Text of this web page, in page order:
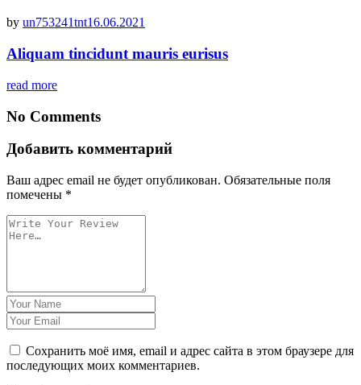
by un753241tnt16.06.2021
Aliquam tincidunt mauris eurisus
read more
No Comments
Добавить комментарий
Ваш адрес email не будет опубликован. Обязательные поля
помечены *
Сохранить моё имя, email и адрес сайта в этом браузере для
последующих моих комментариев.